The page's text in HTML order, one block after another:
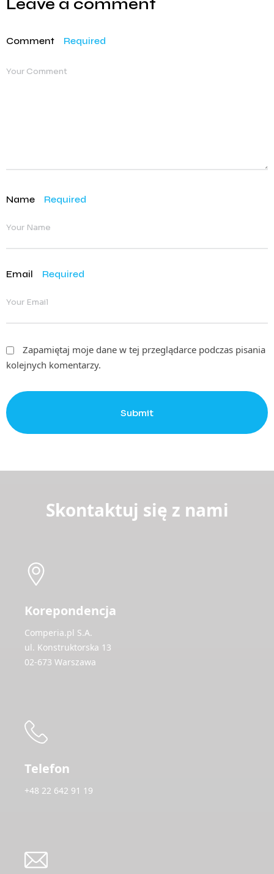
Leave a comment
Comment Required
Name Required
Email Required
Zapamiętaj moje dane w tej przeglądarce podczas pisania
kolejnych komentarzy.
Submit
Skontaktuj się z nami
Korepondencja
Comperia.pl S.A.
ul. Konstruktorska 13
02-673 Warszawa
Telefon
+48 22 642 91 19